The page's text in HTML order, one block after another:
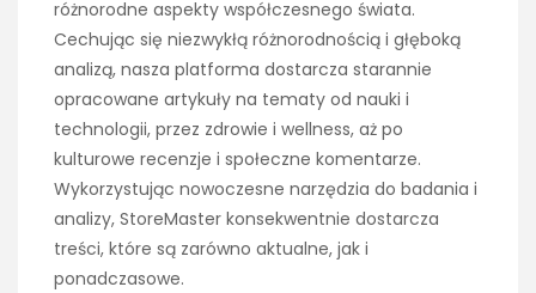
różnorodne aspekty współczesnego świata.
Cechując się niezwykłą różnorodnością i głęboką
analizą, nasza platforma dostarcza starannie
opracowane artykuły na tematy od nauki i
technologii, przez zdrowie i wellness, aż po
kulturowe recenzje i społeczne komentarze.
Wykorzystując nowoczesne narzędzia do badania i
analizy, StoreMaster konsekwentnie dostarcza
treści, które są zarówno aktualne, jak i
ponadczasowe.